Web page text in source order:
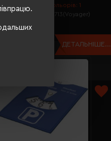
Кількість кольорів: 1
Модель:
V8713(Voyager)
111.91 грн
ДЕТАЛЬНІШЕ...